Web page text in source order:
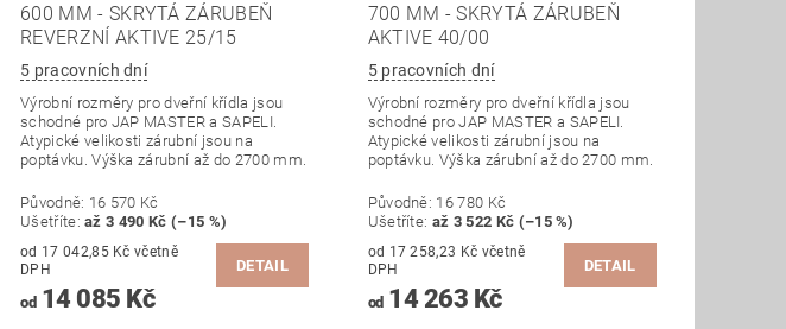
600 MM - SKRYTÁ ZÁRUBEŇ
REVERZNÍ AKTIVE 25/15
5 pracovních dní
Výrobní rozměry pro dveřní křídla jsou
schodné pro JAP MASTER a SAPELI.
Atypické velikosti zárubní jsou na
poptávku. Výška zárubní až do 2700 mm.
Původně: 16 570 Kč
Ušetříte:až 3 490 Kč (–15 %)
od 17 042,85 Kč včetně
DPH
od14 085 Kč
DETAIL
700 MM - SKRYTÁ ZÁRUBEŇ
AKTIVE 40/00
5 pracovních dní
Výrobní rozměry pro dveřní křídla jsou
schodné pro JAP MASTER a SAPELI.
Atypické velikosti zárubní jsou na
poptávku. Výška zárubní až do 2700 mm.
Původně: 16 780 Kč
Ušetříte: až 3 522 Kč (–15 %)
od 17 258,23 Kč včetně
DPH
od14 263 Kč
DETAIL